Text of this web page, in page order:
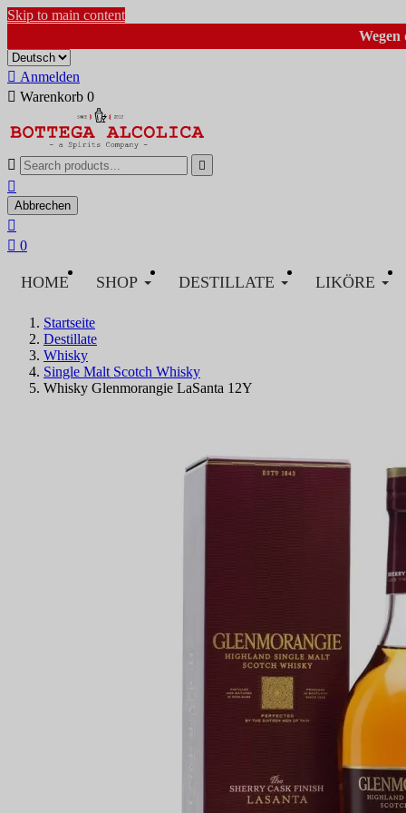
Skip to main content
Wegen
 Anmelden
 Warenkorb 0
 

Abbrechen

 0
HOME SHOP DESTILLATE LIKÖRE
Startseite
Destillate
Whisky
Single Malt Scotch Whisky
Whisky Glenmorangie LaSanta 12Y